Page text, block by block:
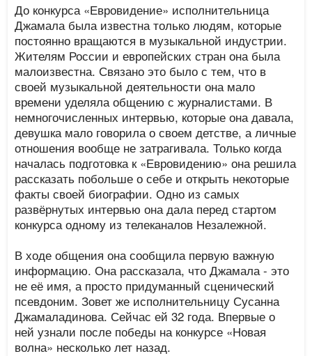
До конкурса «Евровидение» исполнительница
Джамала была известна только людям, которые
постоянно вращаются в музыкальной индустрии.
Жителям России и европейских стран она была
малоизвестна. Связано это было с тем, что в
своей музыкальной деятельности она мало
времени уделяла общению с журналистами. В
немногочисленных интервью, которые она давала,
девушка мало говорила о своем детстве, а личные
отношения вообще не затрагивала. Только когда
началась подготовка к «Евровидению» она решила
рассказать побольше о себе и открыть некоторые
факты своей биографии. Одно из самых
развёрнутых интервью она дала перед стартом
конкурса одному из телеканалов Незалежной.
В ходе общения она сообщила первую важную
информацию. Она рассказала, что Джамала - это
не её имя, а просто придуманный сценический
псевдоним. Зовет же исполнительницу Сусанна
Джамаладинова. Сейчас ей 32 года. Впервые о
ней узнали после победы на конкурсе «Новая
волна» несколько лет назад.